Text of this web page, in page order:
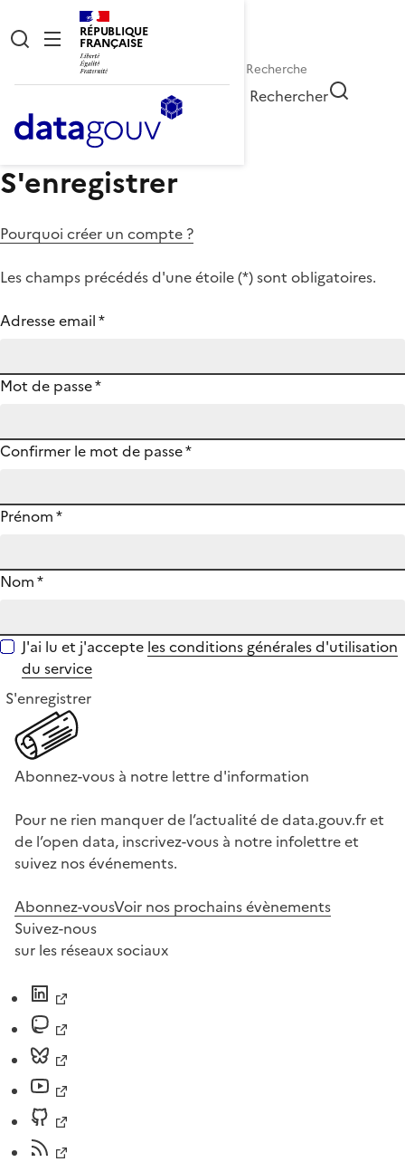
RÉPUBLIQUE
FRANÇAISE
Rechercher
S'enregistrer
Pourquoi créer un compte ?
Les champs précédés d'une étoile (*) sont obligatoires.
Adresse email*
Mot de passe*
Confirmer le mot de passe*
Prénom*
Nom*
J'ai lu et j'accepte les conditions générales d'utilisation
du service
S'enregistrer
Abonnez-vous à notre lettre d'information
Pour ne rien manquer de l’actualité de data.gouv.fr et
de l’open data, inscrivez-vous à notre infolettre et
suivez nos événements.
Abonnez-vousVoir nos prochains évènements
Suivez-nous
sur les réseaux sociaux